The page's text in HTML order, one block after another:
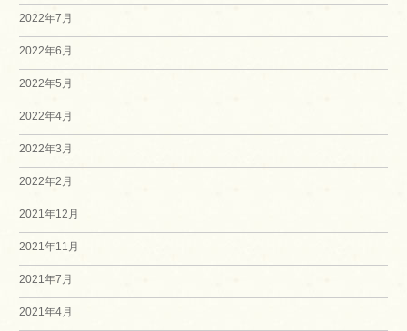
2022年7月
2022年6月
2022年5月
2022年4月
2022年3月
2022年2月
2021年12月
2021年11月
2021年7月
2021年4月